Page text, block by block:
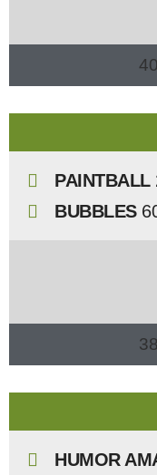
PAINTBALL
BUBBLES
HUMOR